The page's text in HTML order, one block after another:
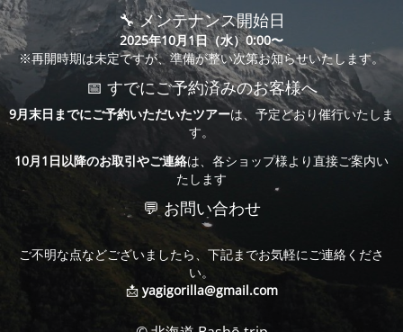
🔧 メンテナンス開始日
2025年10月1日（水）0:00〜
※再開時期は未定ですが、準備が整い次第お知らせいたします。
📅 すでにご予約済みのお客様へ
9月末日までにご予約いただいたツアーは、予定どおり催行いたしま
す。
10月1日以降のお取引やご連絡は、各ショップ様より直接ご案内い
たします
💬 お問い合わせ
ご不明な点などございましたら、下記までお気軽にご連絡くださ
い。
📩 yagigorilla@gmail.com